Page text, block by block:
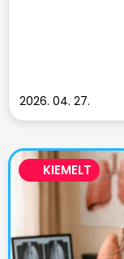
2026. 04. 27.
KIEMELT